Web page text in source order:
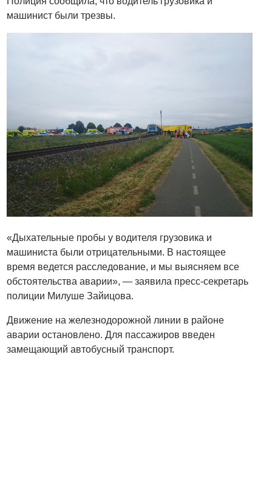
машинист были трезвы.
«Дыхательные пробы у водителя грузовика и
машиниста были отрицательными. В настоящее
время ведется расследование, и мы выясняем все
обстоятельства аварии», — заявила пресс-секретарь
полиции Милуше Зайицова.
Движение на железнодорожной линии в районе
аварии остановлено. Для пассажиров введен
замещающий автобусный транспорт.